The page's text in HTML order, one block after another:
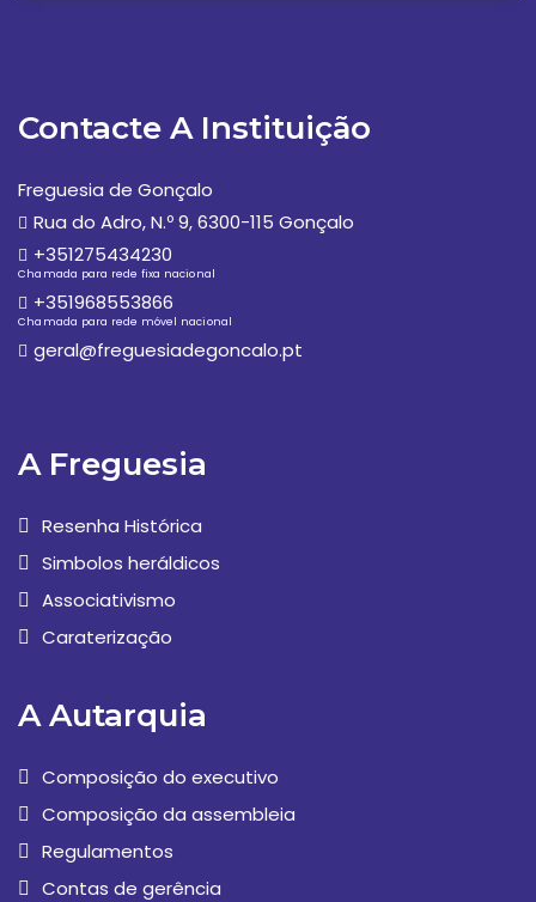
Contacte A Instituição
Freguesia de Gonçalo
Rua do Adro, N.º 9, 6300-115 Gonçalo
+351275434230
Chamada para rede fixa nacional
+351968553866
Chamada para rede móvel nacional
geral@freguesiadegoncalo.pt
A Freguesia
Resenha Histórica
Simbolos heráldicos
Associativismo
Caraterização
A Autarquia
Composição do executivo
Composição da assembleia
Regulamentos
Contas de gerência